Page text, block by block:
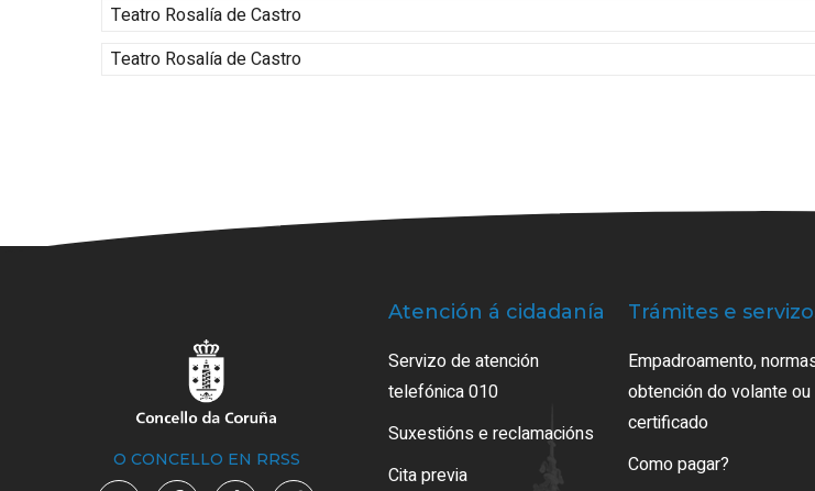
Teatro Rosalía de Castro
Teatro Rosalía de Castro
O CONCELLO EN RRSS
Atención á cidadanía
Servizo de atención
telefónica 010
Suxestións e reclamacións
Cita previa
Trámites e
Empadroamento,
obtención do volante ou
certificado
Como pagar?